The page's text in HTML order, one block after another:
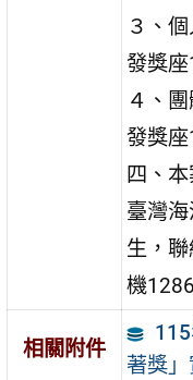
３、
發獎座
４、
發獎座
四、
臺灣
生，
機
相關附件
著獎